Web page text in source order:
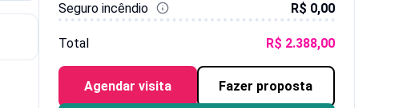
Seguro incêndio
R$ 0,00
Total R$ 2.388,00
Agendar visita Fazer proposta